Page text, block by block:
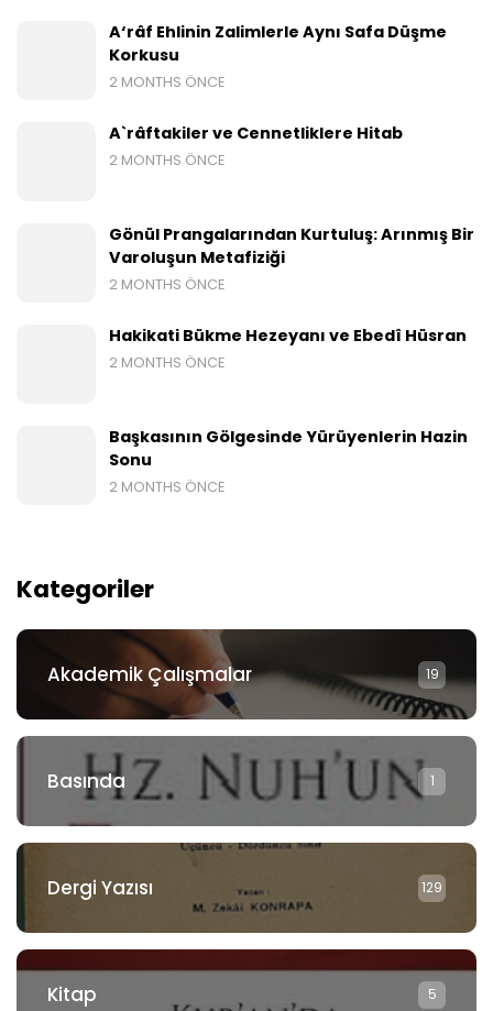
A‘râf Ehlinin Zalimlerle Aynı Safa Düşme
Korkusu
2 MONTHS ÖNCE
A`râftakiler ve Cennetliklere Hitab
2 MONTHS ÖNCE
Gönül Prangalarından Kurtuluş: Arınmış Bir
Varoluşun Metafiziği
2 MONTHS ÖNCE
Hakikati Bükme Hezeyanı ve Ebedî Hüsran
2 MONTHS ÖNCE
Başkasının Gölgesinde Yürüyenlerin Hazin
Sonu
2 MONTHS ÖNCE
Kategoriler
Akademik Çalışmalar 19
Basında 1
Dergi Yazısı 129
Kitap 5